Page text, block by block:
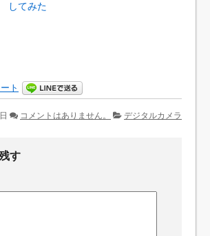
してみた
ト
コメントはありません。 デジタルカメラ
す